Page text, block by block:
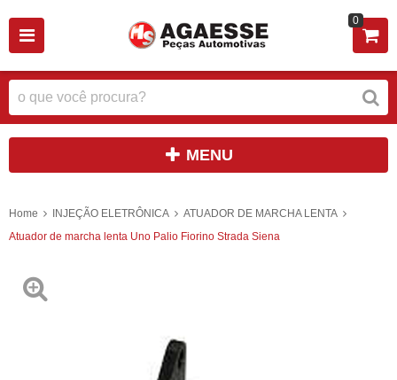
0
MENU
Home INJEÇÃO ELETRÔNICA
ATUADOR DE MARCHA LENTA
Atuador de marcha lenta Uno Palio Fiorino Strada Siena